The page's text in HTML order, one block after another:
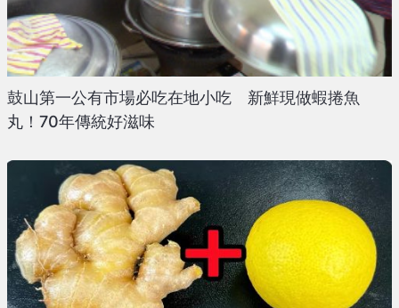
鼓山第一公有市場必吃在地小吃 新鮮現做蝦捲魚
丸！70年傳統好滋味